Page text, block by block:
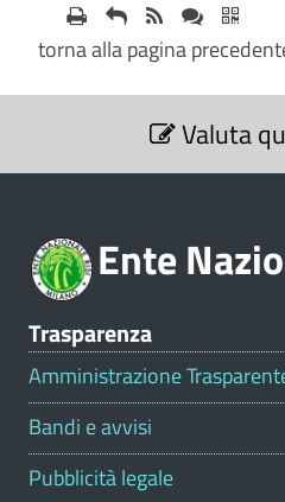
torna alla pagina
S
z
Valuta
Ente
Trasparenza
Amministrazione
Bandi e avvisi
Pubblicità legale